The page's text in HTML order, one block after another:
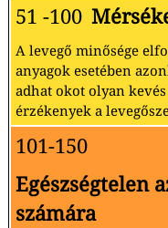
51 -100
A levegő minősége
anyagok esetében
adhat okot olyan
érzékenyek a
101-150
Egészségtelen
számára